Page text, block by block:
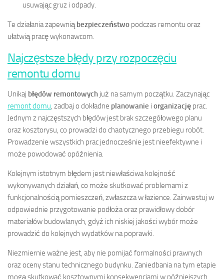
usuwając gruz i odpady.
Te działania zapewniąbezpieczeństwo podczas remontu oraz
ułatwią pracę wykonawcom.
Najczęstsze błędy przy rozpoczęciu
remontu domu
Unikaj błędów remontowych już na samym początku. Zaczynając
remont domu, zadbaj o dokładne planowanie i organizację prac.
Jednym z najczęstszych błędów jest brak szczegółowego planu
oraz kosztorysu, co prowadzi do chaotycznego przebiegu robót.
Prowadzenie wszystkich prac jednocześnie jest nieefektywne i
może powodować opóźnienia.
Kolejnym istotnym błędem jest niewłaściwa kolejność
wykonywanych działań, co może skutkować problemami z
funkcjonalnością pomieszczeń, zwłaszcza w łazience. Zainwestuj w
odpowiednie przygotowanie podłoża oraz prawidłowy dobór
materiałów budowlanych, gdyż ich niskiej jakości wybór może
prowadzić do kolejnych wydatków na poprawki.
Niezmiernie ważne jest, aby nie pomijać formalności prawnych
oraz oceny stanu technicznego budynku. Zaniedbania na tym etapie
mogą skutkować kosztownymi konsekwencjami w późniejszych